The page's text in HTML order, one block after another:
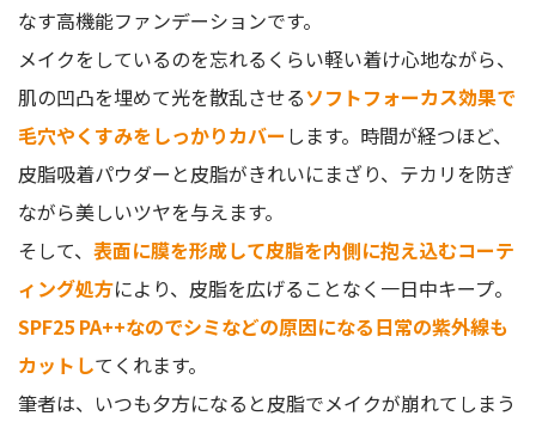
なす高機能ファンデーションです。
メイクをしているのを忘れるくらい軽い着け心地ながら、
肌の凹凸を埋めて光を散乱させるソフトフォーカス効果で
毛穴やくすみをしっかりカバー します。時間が経つほど、
皮脂吸着パウダーと皮脂がきれいにまざり、テカリを防ぎ
ながら美しいツヤを与えます。
そして、 表面に膜を形成して皮脂を内側に抱え込むコーテ
ィング処方により、皮脂を広げることなく一日中キープ。
SPF25 PA++なのでシミなどの原因になる日常の紫外線も
カットしてくれます。
筆者は、いつも夕方になると皮脂でメイクが崩れてしまう